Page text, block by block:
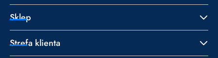
Sklep
Strefa klienta